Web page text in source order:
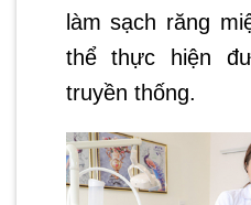
làm sạch răng
thể thực hiện
truyền thống.